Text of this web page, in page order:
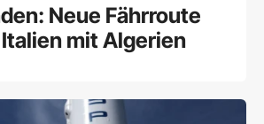
Neue Fährroute
mit Algerien